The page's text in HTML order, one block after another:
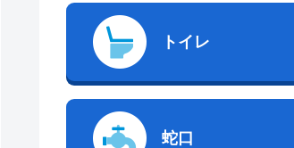
トイレ
蛇口